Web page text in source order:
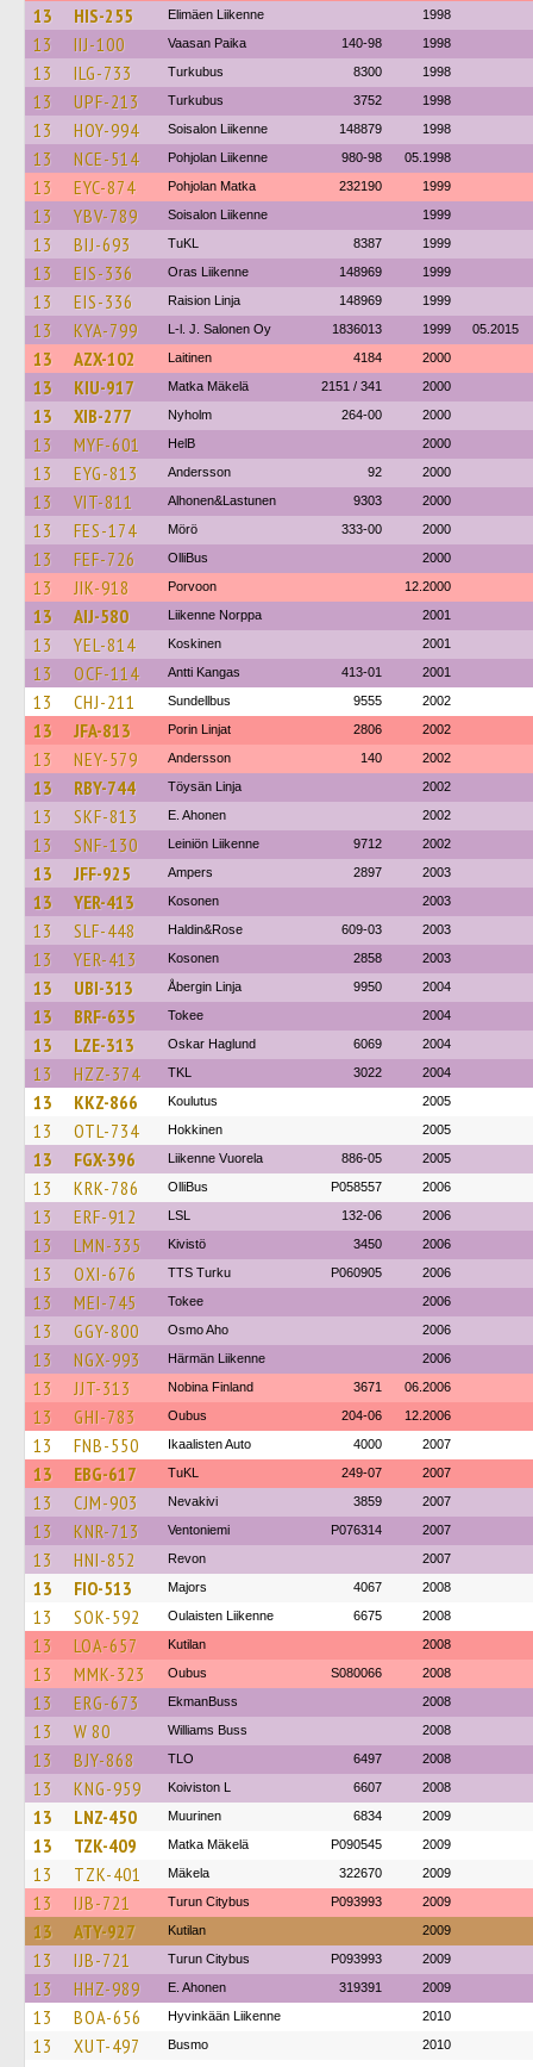
13 HIS-255 Elimäen Liikenne 1998
13 IIJ-100 Vaasan Paika 140-98 1998
13 ILG-733 Turkubus 8300 1998
13 UPF-213 Turkubus 3752 1998
13 HOY-994 Soisalon Liikenne 148879 1998
13 NCE-514 Pohjolan Liikenne 980-98 05.1998
13 EYC-874 Pohjolan Matka 232190 1999
13 YBV-789 Soisalon Liikenne 1999
13 BIJ-693 TuKL 8387 1999
13 EIS-336 Oras Liikenne 148969 1999
13 EIS-336 Raision Linja 148969 1999
13 KYA-799 L-l. J. Salonen Oy 1836013 1999 05.2015
13 AZX-102 Laitinen 4184 2000
13 KIU-917 Matka Mäkelä 2151 / 341 2000
13 XIB-277 Nyholm 264-00 2000
13 MYF-601 HelB 2000
13 EYG-813 Andersson 92 2000
13 VIT-811 Alhonen&Lastunen 9303 2000
13 FES-174 Mörö 333-00 2000
13 FEF-726 OlliBus 2000
13 JIK-918 Porvoon 12.2000
13 AIJ-580 Liikenne Norppa 2001
13 YEL-814 Koskinen 2001
13 OCF-114 Antti Kangas 413-01 2001
13 CHJ-211 Sundellbus 9555 2002
13 JFA-813 Porin Linjat 2806 2002
13 NEY-579 Andersson 140 2002
13 RBY-744 Töysän Linja 2002
13 SKF-813 E. Ahonen 2002
13 SNF-130 Leiniön Liikenne 9712 2002
13 JFF-925 Ampers 2897 2003
13 YER-413 Kosonen 2003
13 SLF-448 Haldin&Rose 609-03 2003
13 YER-413 Kosonen 2858 2003
13 UBI-313 Åbergin Linja 9950 2004
13 BRF-635 Tokee 2004
13 LZE-313 Oskar Haglund 6069 2004
13 HZZ-374 TKL 3022 2004
13 KKZ-866 Koulutus 2005
13 OTL-734 Hokkinen 2005
13 FGX-396 Liikenne Vuorela 886-05 2005
13 KRK-786 OlliBus P058557 2006
13 ERF-912 LSL 132-06 2006
13 LMN-335 Kivistö 3450 2006
13 OXI-676 TTS Turku P060905 2006
13 MEI-745 Tokee 2006
13 GGY-800 Osmo Aho 2006
13 NGX-993 Härmän Liikenne 2006
13 JJT-313 Nobina Finland 3671 06.2006
13 GHI-783 Oubus 204-06 12.2006
13 FNB-550 Ikaalisten Auto 4000 2007
13 EBG-617 TuKL 249-07 2007
13 CJM-903 Nevakivi 3859 2007
13 KNR-713 Ventoniemi P076314 2007
13 HNI-852 Revon 2007
13 FIO-513 Majors 4067 2008
13 SOK-592 Oulaisten Liikenne 6675 2008
13 LOA-657 Kutilan 2008
13 MMK-323 Oubus S080066 2008
13 ERG-673 EkmanBuss 2008
13 W 80 Williams Buss 2008
13 BJY-868 TLO 6497 2008
13 KNG-959 Koiviston L 6607 2008
13 LNZ-450 Muurinen 6834 2009
13 TZK-409 Matka Mäkelä P090545 2009
13 TZK-401 Mäkela 322670 2009
13 IJB-721 Turun Citybus P093993 2009
13 ATY-927 Kutilan 2009
13 IJB-721 Turun Citybus P093993 2009
13 HHZ-989 E. Ahonen 319391 2009
13 BOA-656 Hyvinkään Liikenne 2010
13 XUT-497 Busmo 2010